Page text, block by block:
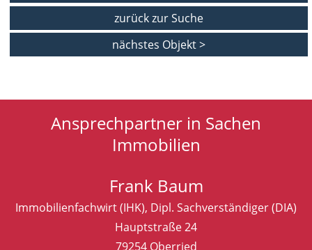
zurück zur Suche
nächstes Objekt >
Ansprechpartner in Sachen
Immobilien
Frank Baum
Immobilienfachwirt (IHK), Dipl. Sachverständiger (DIA)
Hauptstraße 24
79254 Oberried